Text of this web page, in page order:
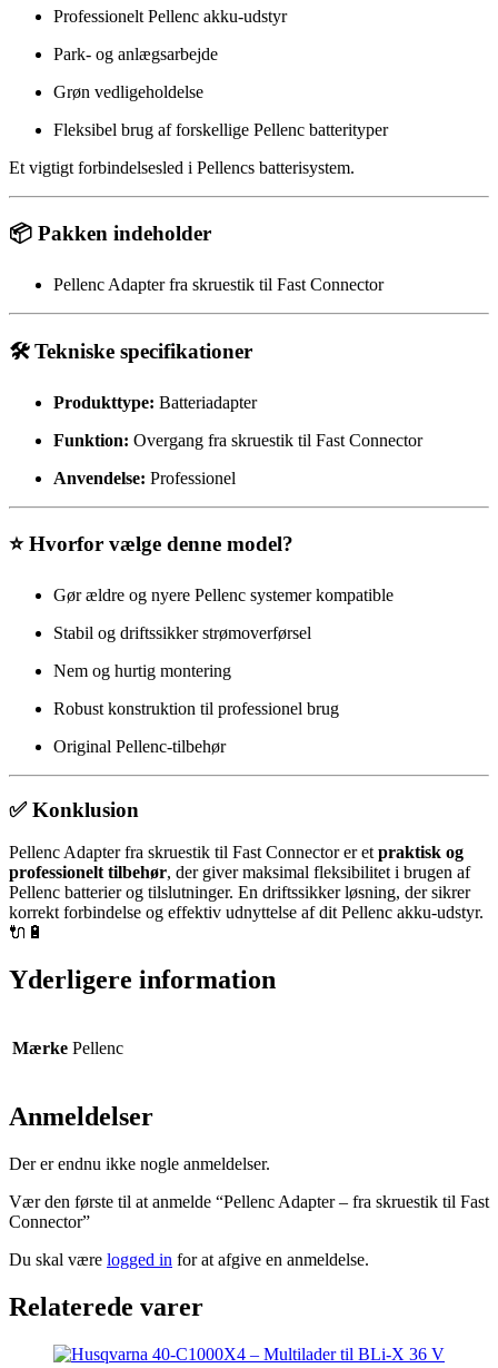
Professionelt Pellenc akku-udstyr
Park- og anlægsarbejde
Grøn vedligeholdelse
Fleksibel brug af forskellige Pellenc batterityper
Et vigtigt forbindelsesled i Pellencs batterisystem.
📦 Pakken indeholder
Pellenc Adapter fra skruestik til Fast Connector
🛠️ Tekniske specifikationer
Produkttype: Batteriadapter
Funktion: Overgang fra skruestik til Fast Connector
Anvendelse: Professionel
⭐ Hvorfor vælge denne model?
Gør ældre og nyere Pellenc systemer kompatible
Stabil og driftssikker strømoverførsel
Nem og hurtig montering
Robust konstruktion til professionel brug
Original Pellenc-tilbehør
✅ Konklusion
Pellenc Adapter fra skruestik til Fast Connector er etpraktisk og
professionelt tilbehør, der giver maksimal fleksibilitet i brugen af
Pellenc batterier og tilslutninger. En driftssikker løsning, der sikrer
korrekt forbindelse og effektiv udnyttelse af dit Pellenc akku-udstyr.
🔌🔋
Yderligere information
Mærke Pellenc
Anmeldelser
Der er endnu ikke nogle anmeldelser.
Vær den første til at anmelde “Pellenc Adapter – fra skruestik til Fast
Connector”
Du skal være logged in for at afgive en anmeldelse.
Relaterede varer